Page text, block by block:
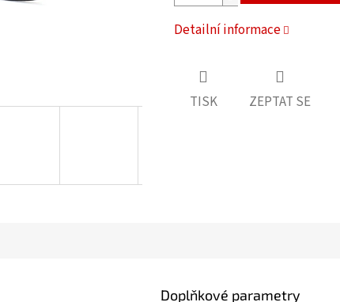
Detailní informace
TISK ZEPTAT SE
Doplňkové parametry